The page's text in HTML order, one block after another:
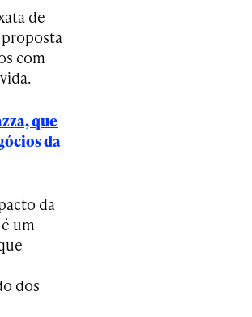
de
proposta
com
que
da
da
um
dos